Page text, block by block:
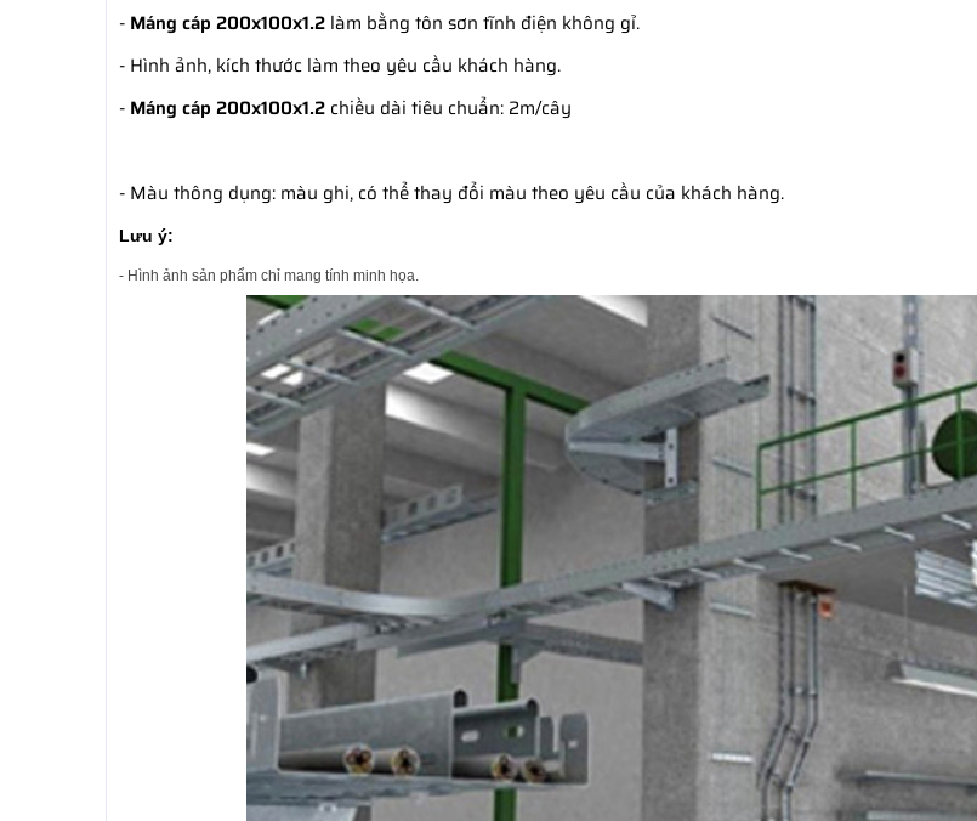
- Máng cáp 200x100x1.2 làm bằng tôn sơn tĩnh điện không gỉ.
- Hình ảnh, kích thước làm theo yêu cầu khách hàng.
- Máng cáp 200x100x1.2 chiều dài tiêu chuẩn: 2m/cây
- Màu thông dụng: màu ghi, có thể thay đổi màu theo yêu cầu của khách hàng.
Lưu ý:
- Hình ảnh sản phẩm chỉ mang tính minh họa.